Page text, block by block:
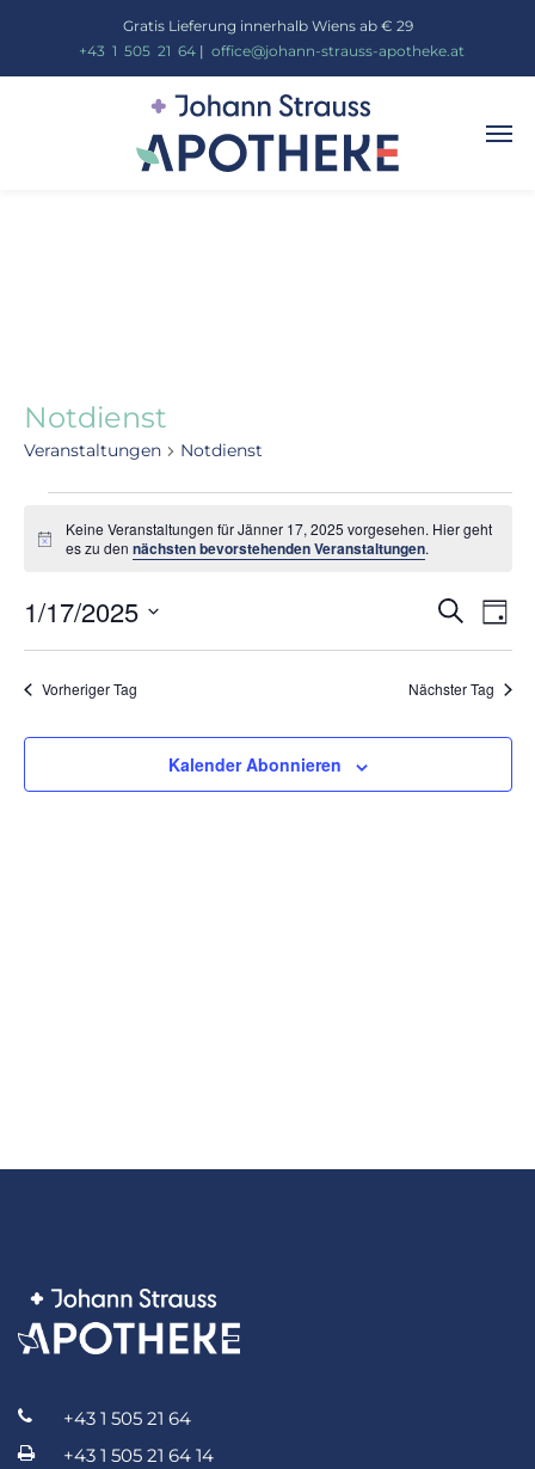
Gratis Lieferung innerhalb Wiens ab € 29
+43 1 505_ 21 64| office@johann-strauss-apotheke.at
Notdienst
Veranstaltungen Notdienst
Hinweis
Keine Veranstaltungen für Jänner 17, 2025 vorgesehen. Hier geht
es zu dennächsten bevorstehenden Veranstaltungen.
und
Suche
Tag
1/17/2025
Datum
Vorheriger Tag Nächster Tag
Kalender Abonnieren
+43 1 505 21 64
+43 1 505 21 64 14